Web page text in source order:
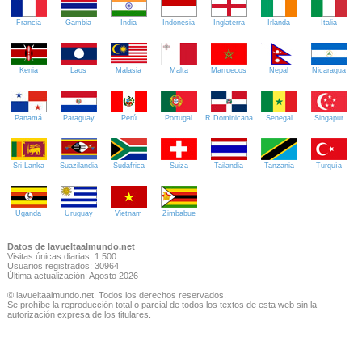
Francia Gambia India Indonesia Inglaterra Irlanda Italia
Kenia Laos Malasia Malta Marruecos Nepal Nicaragua
Panamá Paraguay Perú Portugal R.Dominicana Senegal Singapur
Sri Lanka Suazilandia Sudáfrica Suiza Tailandia Tanzania Turquía
Uganda Uruguay Vietnam Zimbabue
Datos de lavueltaalmundo.net
Visitas únicas diarias: 1.500
Usuarios registrados: 30964
Última actualización: Agosto 2026
© lavueltaalmundo.net. Todos los derechos reservados.
Se prohíbe la reproducción total o parcial de todos los textos de esta web sin la
autorización expresa de los titulares.